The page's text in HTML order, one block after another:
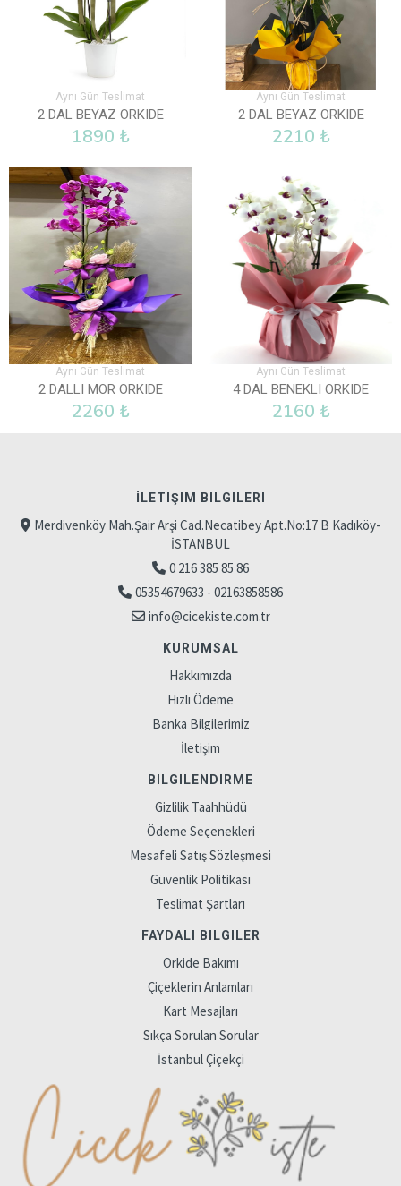
Aynı Gün Teslimat
2 DAL BEYAZ ORKIDE
1890 ₺
Aynı Gün Teslimat
2 DAL BEYAZ ORKIDE
2210 ₺
Aynı Gün Teslimat
2 DALLI MOR ORKIDE
2260 ₺
Aynı Gün Teslimat
4 DAL BENEKLI ORKIDE
2160 ₺
İLETIŞIM BILGILERI
Merdivenköy Mah.Şair Arşi Cad.Necatibey Apt.No:17 B Kadıköy-
İSTANBUL
0 216 385 85 86
05354679633 - 02163858586
info@cicekiste.com.tr
KURUMSAL
Hakkımızda
Hızlı Ödeme
Banka Bilgilerimiz
İletişim
BILGILENDIRME
Gizlilik Taahhüdü
Ödeme Seçenekleri
Mesafeli Satış Sözleşmesi
Güvenlik Politikası
Teslimat Şartları
FAYDALI BILGILER
Orkide Bakımı
Çiçeklerin Anlamları
Kart Mesajları
Sıkça Sorulan Sorular
İstanbul Çiçekçi